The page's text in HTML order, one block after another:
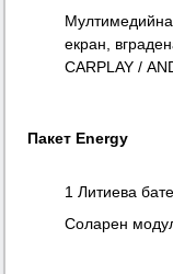
Мултимедийна
екран,
CARPLAY /
Пакет Energy
1 Литиева
Соларен